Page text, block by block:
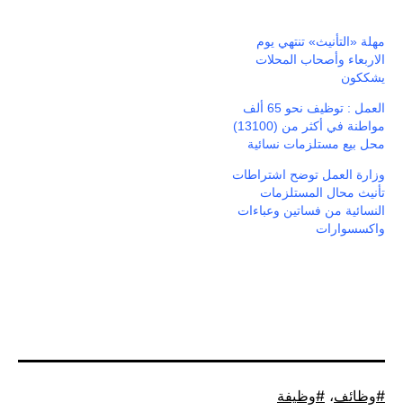
مهلة «التأنيث» تنتهي يوم
الاربعاء وأصحاب المحلات
يشككون
العمل : توظيف نحو 65 ألف
مواطنة في أكثر من (13100)
محل بيع مستلزمات نسائية
وزارة العمل توضح اشتراطات
تأنيث محال المستلزمات
النسائية من فساتين وعباءات
واكسسوارات
موسوم
وظائف، وظيفة